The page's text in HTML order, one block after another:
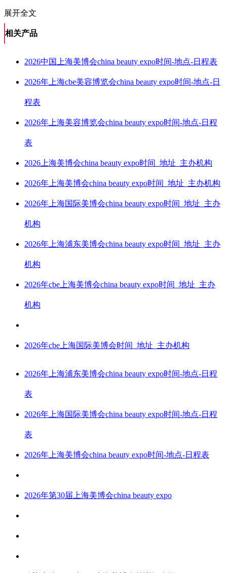
展开全文
相关产品
2026中国上海美博会china beauty expo时间-地点-日程表
2026年上海cbe美容博览会china beauty expo时间-地点-日
程表
2026年上海美容博览会china beauty expo时间-地点-日程
表
2026上海美博会china beauty expo时间_地址_主办机构
2026年上海美博会china beauty expo时间_地址_主办机构
2026年上海国际美博会china beauty expo时间_地址_主办
机构
2026年上海浦东美博会china beauty expo时间_地址_主办
机构
2026年cbe上海美博会china beauty expo时间_地址_主办
机构
2026年cbe上海国际美博会时间_地址_主办机构
2026年上海浦东美博会china beauty expo时间-地点-日程
表
2026年上海国际美博会china beauty expo时间-地点-日程
表
2026年上海美博会china beauty expo时间-地点-日程表
2026年第30届上海美博会china beauty expo